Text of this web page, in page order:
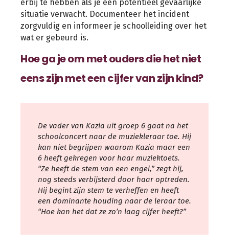
erbij te hebben als je een potentieel gevaarlijke
situatie verwacht. Documenteer het incident
zorgvuldig en informeer je schoolleiding over het
wat er gebeurd is.
Hoe ga je om met ouders die het niet
eens zijn met een cijfer van zijn kind?
De vader van Kazia uit groep 6 gaat na het
schoolconcert naar de muziekleraar toe. Hij
kan niet begrijpen waarom Kazia maar een
6 heeft gekregen voor haar muziektoets.
“Ze heeft de stem van een engel,” zegt hij,
nog steeds verbijsterd door haar optreden.
Hij begint zijn stem te verheffen en heeft
een dominante houding naar de leraar toe.
“Hoe kan het dat ze zo’n laag cijfer heeft?”